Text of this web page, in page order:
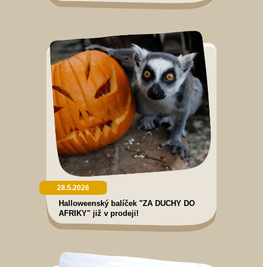
28.5.2026
Halloweenský balíček "ZA DUCHY DO
AFRIKY" již v prodeji!